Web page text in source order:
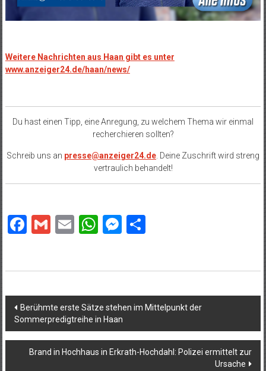
Weitere Nachrichten aus Haan gibt es unter
www.anzeiger24.de/haan/news/
Du hast einen Tipp, eine Anregung, zu welchem Thema wir einmal
recherchieren sollten?
Schreib uns an presse@anzeiger24.de. Deine Zuschrift wird streng
vertraulich behandelt!
Facebook
GmailEmailWhatsApp
Messenger
Beitragsnavigation
Berühmte erste Sätze stehen im Mittelpunkt der
Sommerpredigtreihe in Haan
Brand in Hochhaus in Erkrath-Hochdahl: Polizei ermittelt zur
Ursache